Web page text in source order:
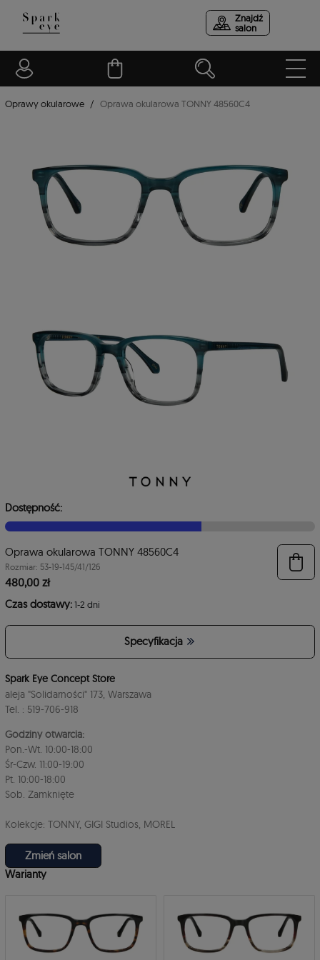
Znajdź
salon
Oprawy okularowe Oprawa okularowa TONNY 48560C4
Dostępność:
Oprawa okularowa TONNY 48560C4
Rozmiar: 53-19-145/41/126
480,00 zł
Czas dostawy: 1-2 dni
Specyfikacja
Spark Eye Concept Store
aleja "Solidarności" 173, Warszawa
Tel. : 519-706-918
Godziny otwarcia:
Zmień salon
Pon.-Wt. 10:00-18:00
Śr-Czw. 11:00-19:00
Pt. 10:00-18:00
Sob. Zamknięte
Kolekcje: TONNY, GIGI Studios, MOREL
Warianty